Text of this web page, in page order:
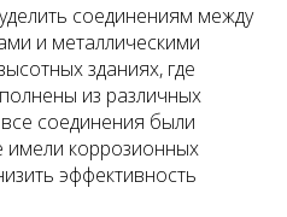
соединениям между
и металлическими
зданиях, где
из различных
соединения были
коррозионных
эффективность